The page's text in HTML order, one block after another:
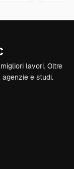
lavori. Oltre
agenzie e studi.